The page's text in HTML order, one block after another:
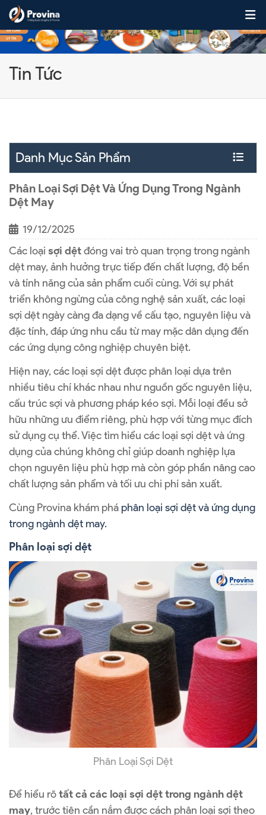
Skip to content
Tin Tức
Danh Mục Sản Phẩm
Phân Loại Sợi Dệt Và Ứng Dụng Trong Ngành
Dệt May
19/12/2025
Các loại sợi dệtđóng vai trò quan trọng trong ngành
dệt may, ảnh hưởng trực tiếp đến chất lượng, độ bền
và tính năng của sản phẩm cuối cùng. Với sự phát
triển không ngừng của công nghệ sản xuất, các loại
sợi dệt ngày càng đa dạng về cấu tạo, nguyên liệu và
đặc tính, đáp ứng nhu cầu từ may mặc dân dụng đến
các ứng dụng công nghiệp chuyên biệt.
Hiện nay, các loại sợi dệt được phân loại dựa trên
nhiều tiêu chí khác nhau như nguồn gốc nguyên liệu,
cấu trúc sợi và phương pháp kéo sợi. Mỗi loại đều sở
hữu những ưu điểm riêng, phù hợp với từng mục đích
sử dụng cụ thể. Việc tìm hiểu các loại sợi dệt và ứng
dụng của chúng không chỉ giúp doanh nghiệp lựa
chọn nguyên liệu phù hợp mà còn góp phần nâng cao
chất lượng sản phẩm và tối ưu chi phí sản xuất.
Cùng Provina khám phá phân loại sợi dệt và ứng dụng
trong ngành dệt may.
Phân loại sợi dệt
Phân Loại Sợi Dệt
Để hiểu rõtất cả các loại sợi dệt trong ngành dệt
may, trước tiên cần nắm được cách phân loại sợi theo